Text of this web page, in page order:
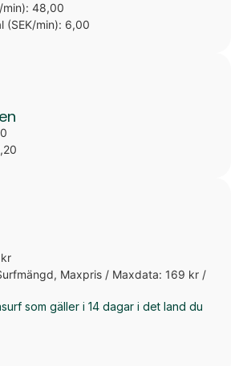
min): 48,00
(SEK/min): 6,00
Maxpris / Maxdata: 169 kr /
som gäller i 14 dagar i det land du